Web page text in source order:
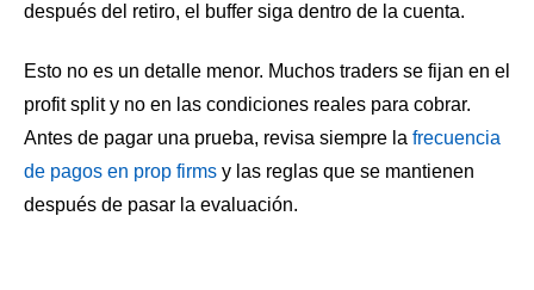
después del retiro, el buffer siga dentro de la cuenta.
Esto no es un detalle menor. Muchos traders se fijan en el
profit split y no en las condiciones reales para cobrar.
Antes de pagar una prueba, revisa siempre la frecuencia
de pagos en prop firms y las reglas que se mantienen
después de pasar la evaluación.